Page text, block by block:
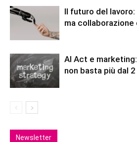
Il futuro del
ma collaborazione
AI Act e
non basta più dal
Newsletter